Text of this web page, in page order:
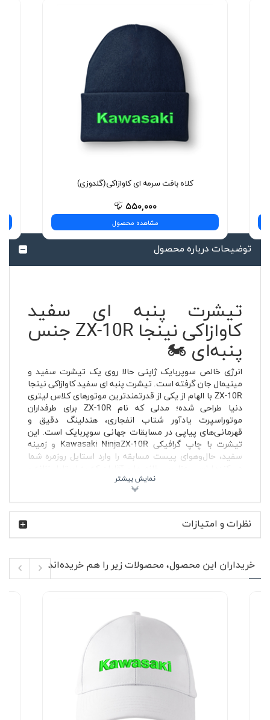
کلاه بافت سرمه ای کاوازاکی(گلدوزی)
۵۵۰,۰۰۰
مشاهده محصول
توضیحات درباره محصول
تیشرت پنبه ای سفید
کاوازاکی نینجا ZX-10R جنس
پنبه‌ای 🏍️
انرژی خالص سوپربایک ژاپنی حالا روی یک تیشرت سفید و
مینیمال جان گرفته است. تیشرت پنبه ای سفید کاوازاکی نینجا
ZX-10R با الهام از یکی از قدرتمندترین موتورهای کلاس لیتری
دنیا طراحی شده؛ مدلی که نام ZX-10R برای طرفداران
موتوراسپرت یادآور شتاب انفجاری، هندلینگ دقیق و
قهرمانی‌های پیاپی در مسابقات جهانی سوپربایک است. این
تیشرت با چاپ گرافیکی Kawasaki NinjaZX-10R و زمینه
سفید، حال‌وهوای پیست مسابقه را وارد استایل روزمره شما
مردانه جلوه‌ای اسپرت و موتوری می‌دهد.
سال‌هاست با سری نینجا تعریف تازه‌ای از موتورهای اسپرت
قالب پوشاک روزمره منتقل می‌کند؛ مناسب کسانی که حتی
وقتی از موتورشان پیاده می‌شوند، هنوز در دنیای نینجا زندگی
می‌کنند.
ویژگی‌های محصول 🔥
جنس پارچه: پنبه ای نرم و تنفس‌پذیر، مناسب استفاده
طولانی‌مدت
مدل: آستین کوتاه با یقه گرد کشباف استاندارد
چاپ گرافیکی Kawasaki NinjaZX-10R با وضوح بالا
بدون پرزدهی و بدون آب رفت در صورت شستشو با آب
مناسب استفاده مشترک برای خانم ها و آقایان
نظرات و امتیازات
خریداران این محصول، محصولات زیر را هم خریده‌اند